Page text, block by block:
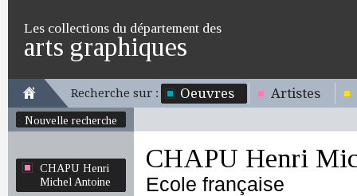
Les collections du département des
arts graphiques
Recherche sur : Oeuvres Artistes
Nouvelle recherche
CHAPU Henri
Michel Antoine
CHAPU Henri
Ecole française